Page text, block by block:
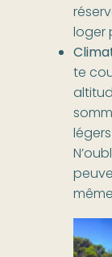
loger
te